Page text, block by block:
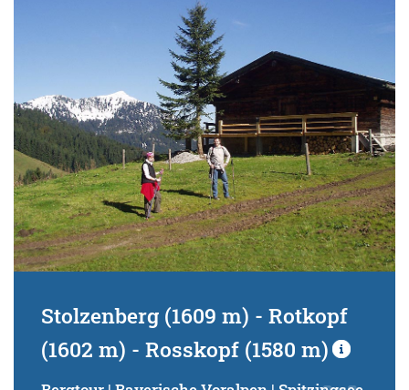
Stolzenberg (1609 m) - Rotkopf
(1602 m) - Rosskopf (1580 m)